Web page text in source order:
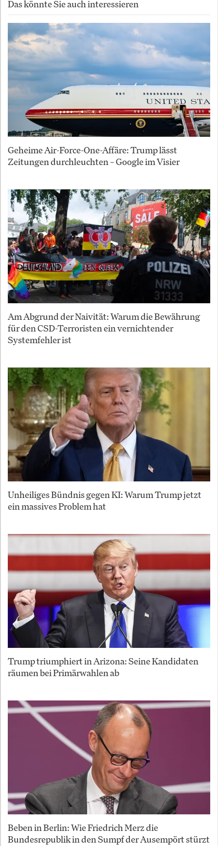
Das könnte Sie auch interessieren
Geheime Air-Force-One-Affäre: Trump lässt
Zeitungen durchleuchten – Google im Visier
Am Abgrund der Naivität: Warum die Bewährung
für den CSD-Terroristen ein vernichtender
Systemfehler ist
Unheiliges Bündnis gegen KI: Warum Trump jetzt
ein massives Problem hat
Trump triumphiert in Arizona: Seine Kandidaten
räumen bei Primärwahlen ab
Beben in Berlin: Wie Friedrich Merz die
Bundesrepublik in den Sumpf der Ausempört stürzt